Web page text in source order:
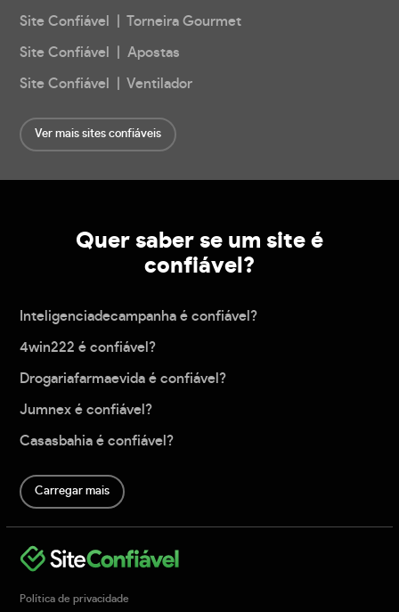
Site Confiável | Torneira Gourmet
Site Confiável | Apostas
Site Confiável | Ventilador
Ver mais sites confiáveis
Quer saber se um site é
confiável?
Inteligenciadecampanha é confiável?
4win222 é confiável?
Drogariafarmaevida é confiável?
Jumnex é confiável?
Casasbahia é confiável?
Carregar mais
Política de privacidade